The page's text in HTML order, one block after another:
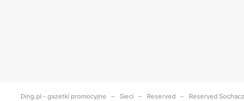
Ding.pl - gazetki promocyjne Sieci Reserved Reserved